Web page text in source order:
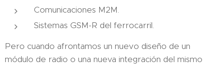
Comunicaciones M2M.
Sistemas GSM-R del ferrocarril.
Pero cuando afrontamos un nuevo diseño de un
módulo de radio o una nueva integración del mismo